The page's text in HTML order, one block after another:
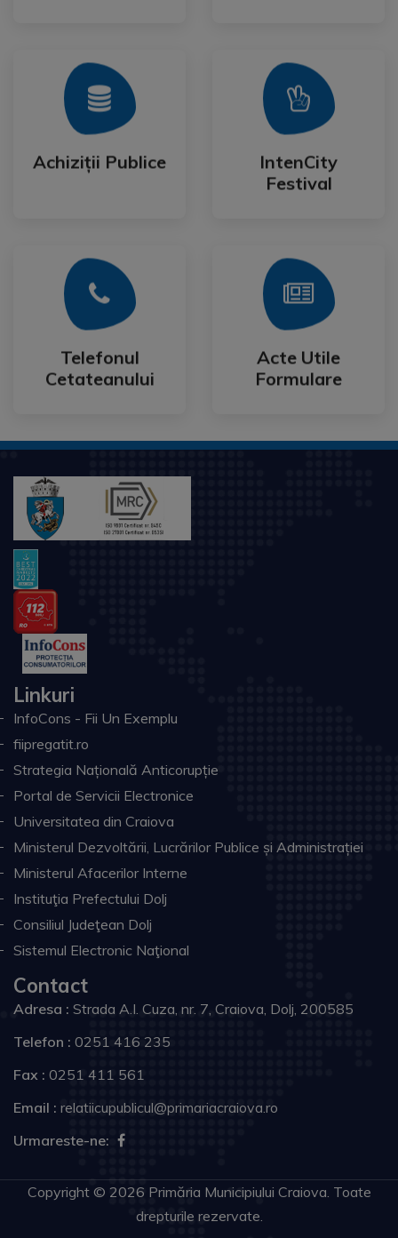
Achiziții Publice
Achiziții Publice
Mai Mult
IntenCity
Festival
IntenCity
Festival
Mai Mult
Telefonul
Cetateanului
Telefonul
Cetateanului
Mai Mult
Acte Utile
Formulare
Acte Utile
Formulare
Mai Mult
Linkuri
InfoCons - Fii Un Exemplu
fiipregatit.ro
Strategia Națională Anticorupție
Portal de Servicii Electronice
Universitatea din Craiova
Ministerul Dezvoltării, Lucrărilor Publice și Administrației
Ministerul Afacerilor Interne
Instituţia Prefectului Dolj
Consiliul Judeţean Dolj
Sistemul Electronic Naţional
Contact
Adresa : Strada A.I. Cuza, nr. 7, Craiova, Dolj, 200585
Telefon : 0251 416 235
Fax : 0251 411 561
Email : relatiicupublicul@primariacraiova.ro
Urmareste-ne:
Copyright © 2026 Primăria Municipiului Craiova. Toate
drepturile rezervate.